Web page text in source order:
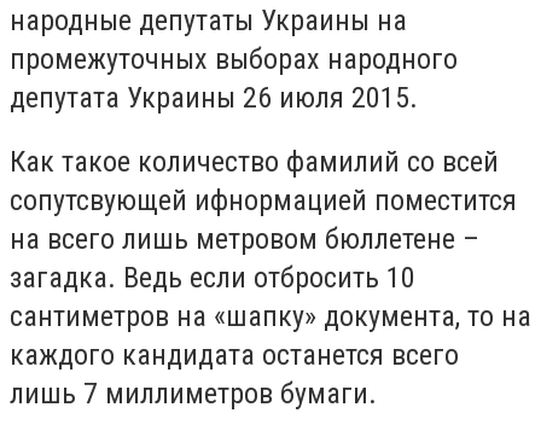
народные депутаты Украины на
промежуточных выборах народного
депутата Украины 26 июля 2015.
Как такое количество фамилий со всей
сопутсвующей ифнормацией поместится
на всего лишь метровом бюллетене –
загадка. Ведь если отбросить 10
сантиметров на «шапку» документа, то на
каждого кандидата останется всего
лишь 7 миллиметров бумаги.